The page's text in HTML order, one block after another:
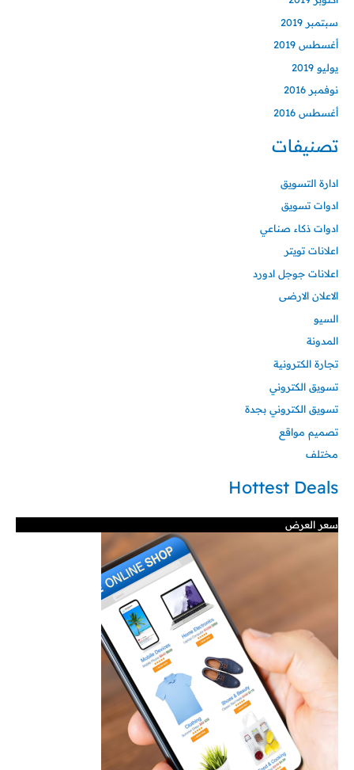
سبتمبر 2019
أغسطس 2019
يوليو 2019
نوفمبر 2016
أغسطس 2016
تصنيفات
ادارة التسويق
ادوات تسويق
ادوات ذكاء صناعي
اعلانات تويتر
اعلانات جوجل ادورد
الاعلان الارضى
السيو
المدونة
تجارة الكترونية
تسويق الكتروني
تسويق الكتروني بجدة
تصميم مواقع
مختلف
Hottest Deals
سعر العرض